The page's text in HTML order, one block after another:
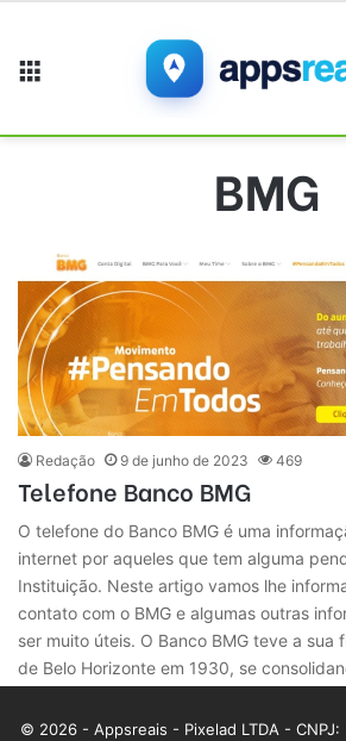
BMG
Redação 9 de junho de 2023 469
Telefone Banco BMG
O telefone do Banco BMG é uma
internet por aqueles que tem alguma
Instituição. Neste artigo vamos lhe
contato com o BMG e algumas outras
ser muito úteis. O Banco BMG teve a sua
de Belo Horizonte em 1930, se
© 2026 - Appsreais - Pixelad LTDA - CNPJ: